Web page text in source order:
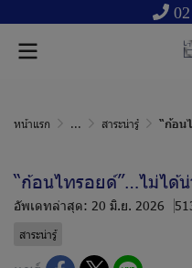
หน้าแรก ... สาระน่ารู้ “ก้อน
“ก้อนไทรอยด์”…ไม่ได้
อัพเดทล่าสุด: 20 มิ.ย. 2026
สาระน่ารู้